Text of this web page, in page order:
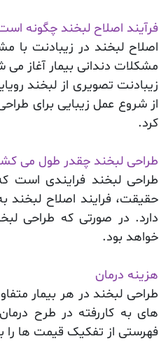
فرآیند اصلاح لبخند چگونه
اصلاح لبخند در زیبادنت با
مشکلات دندانی بیمار آغاز می
زیبادنت تصویری از لبخند
از شروع عمل زیبایی برای
کرد.
طراحی لبخند چقدر طول می
طراحی لبخند فرایندی است
حقیقت، فرایند اصلاح لبخند
دارد. در صورتی که طراحی
خواهد بود.
هزینه درمان
طراحی‌ لبخند در هر بیمار
های به کاررفته در طرح
فهرستی از تفکیک قیمت ها را